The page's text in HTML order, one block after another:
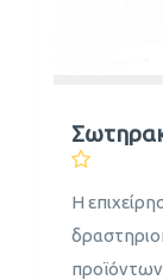
Η